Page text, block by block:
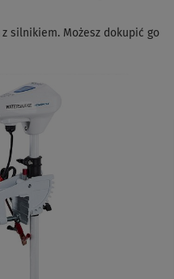
silnikiem. Możesz dokupić go